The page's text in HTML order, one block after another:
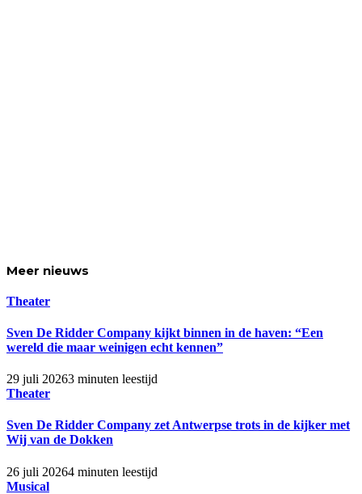
Meer nieuws
Theater
Sven De Ridder Company kijkt binnen in de haven: “Een
wereld die maar weinigen echt kennen”
29 juli 20263 minuten leestijd
Theater
Sven De Ridder Company zet Antwerpse trots in de kijker met
Wij van de Dokken
26 juli 20264 minuten leestijd
Musical